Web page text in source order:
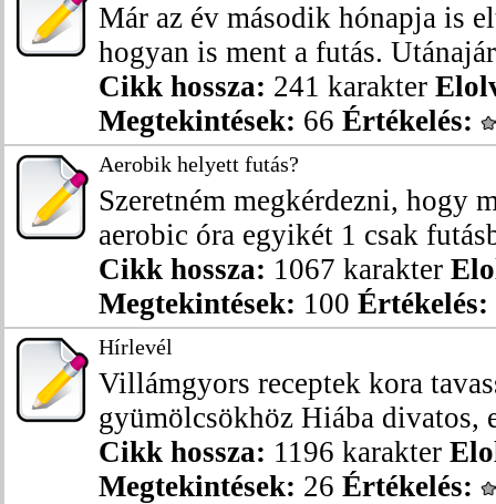
Már az év második hónapja is
hogyan is ment a futás.
Cikk hossza: 241 karakter
Megtekintések: 66 Értékelés:
Aerobik helyett futás?
Szeretném megkérdezni, hogy
aerobic óra egyikét 1 csak
Cikk hossza: 1067 karakter
Megtekintések: 100 Értékelés:
Hírlevél
Villámgyors receptek kora
gyümölcsökhöz Hiába divatos,
Cikk hossza: 1196 karakter
Megtekintések: 26 Értékelés: